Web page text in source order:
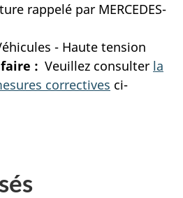
rappelé par MERCEDES-
- Haute tension
Veuillez consulter la
correctives ci-